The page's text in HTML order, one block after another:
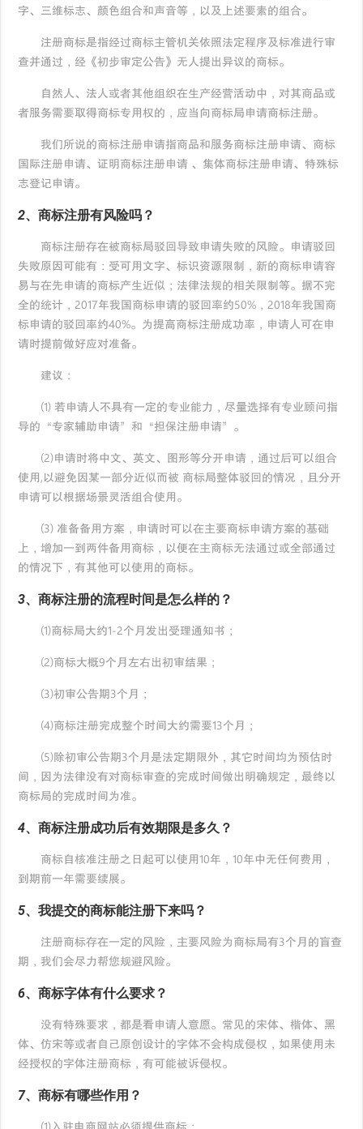
字、三维标志、颜色组合和声音等，以及上述要素的组合。
注册商标是指经过商标主管机关依照法定程序及标准进行审
查并通过，经《初步审定公告》无人提出异议的商标。
自然人、法人或者其他组织在生产经营活动中，对其商品或
者服务需要取得商标专用权的，应当向商标局申请商标注册。
我们所说的商标注册申请指商品和服务商标注册申请、商标
国际注册申请、证明商标注册申请 、集体商标注册申请、特殊标
志登记申请。
2、商标注册有风险吗？
商标注册存在被商标局驳回导致申请失败的风险。申请驳回
失败原因可能有：受可用文字、标识资源限制，新的商标申请容
易与在先申请的商标产生近似；法律法规的相关限制等。据不完
全的统计，2017年我国商标申请的驳回率约50%，2018年我国商
标申请的驳回率约40%。为提高商标注册成功率，申请人可在申
请时提前做好应对准备。
建议：
(1) 若申请人不具有一定的专业能力，尽量选择有专业顾问指
导的“专家辅助申请”和“担保注册申请”。
(2)申请时将中文、英文、图形等分开申请，通过后可以组合
使用,以避免因某一部分近似而被 商标局整体驳回的情况，且分开
申请可以根据场景灵活组合使用。
(3) 准备备用方案，申请时可以在主要商标申请方案的基础
上，增加一到两件备用商标，以便在主商标无法通过或全部通过
的情况下，有其他可以使用的商标。
3、商标注册的流程时间是怎么样的？
(1)商标局大约1-2个月发出受理通知书；
(2)商标大概9个月左右出初审结果；
(3)初审公告期3个月；
(4)商标注册完成整个时间大约需要13个月；
(5)除初审公告期3个月是法定期限外，其它时间均为预估时
间，因为法律没有对商标审查的完成时间做出明确规定，最终以
商标局的完成时间为准。
4、商标注册成功后有效期限是多久？
商标自核准注册之日起可以使用10年，10年中无任何费用，
到期前一年需要续展。
5、我提交的商标能注册下来吗？
注册商标存在一定的风险，主要风险为商标局有3个月的盲查
期，我们会尽力帮您规避风险。
6、商标字体有什么要求？
没有特殊要求，都是看申请人意愿。常见的宋体、楷体、黑
体、仿宋等或者自己原创设计的字体不会构成侵权，如果使用未
经授权的字体注册商标，有可能被诉侵权。
7、商标有哪些作用？